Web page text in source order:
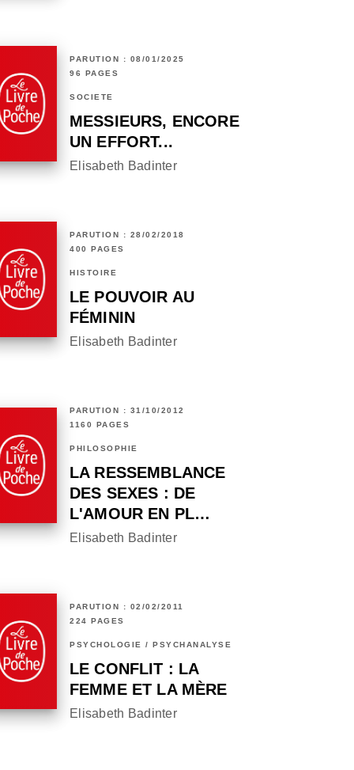
PARUTION : 08/01/2025
96 PAGES
SOCIÉTÉ
MESSIEURS, ENCORE
UN EFFORT...
Elisabeth Badinter
PARUTION : 28/02/2018
400 PAGES
HISTOIRE
LE POUVOIR AU
FÉMININ
Elisabeth Badinter
PARUTION : 31/10/2012
1160 PAGES
PHILOSOPHIE
LA RESSEMBLANCE
DES SEXES : DE
L'AMOUR EN PL…
Elisabeth Badinter
PARUTION : 02/02/2011
224 PAGES
PSYCHOLOGIE / PSYCHANALYSE
LE CONFLIT : LA
FEMME ET LA MÈRE
Elisabeth Badinter